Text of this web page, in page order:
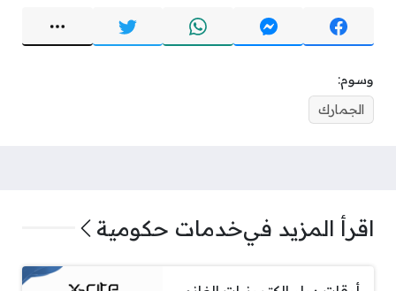
وسوم:
الجمارك
اقرأ المزيد فيخدمات حكومية